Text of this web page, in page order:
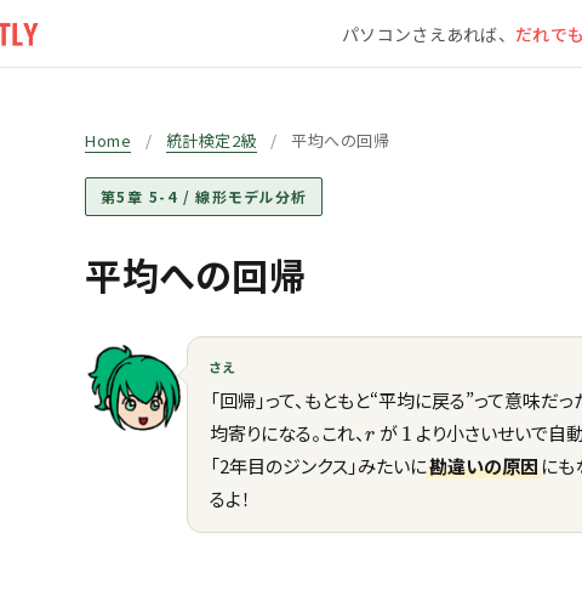
パソコンさえあれば、 だれで
Home / 統計検定2級 / 平均への回帰
第5章 5-4 / 線形モデル分析
平均への回帰
さえ
「回帰」って、もともと“平均に戻る”って意味だ
均寄りになる。これ、r
r が1
1 より小さいせいで自
「2年目のジンクス」みたいに勘違いの原因にも
るよ！